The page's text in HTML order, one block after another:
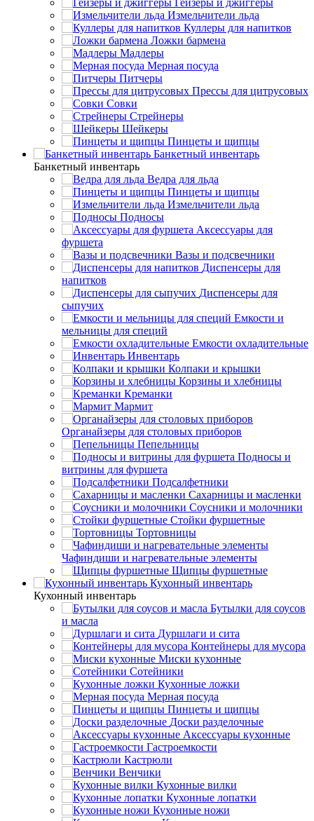
Измельчители льда
Куллеры для напитков
Ложки бармена
Мадлеры
Мерная посуда
Питчеры
Прессы для цитрусовых
Совки
Стрейнеры
Шейкеры
Пинцеты и щипцы
Банкетный инвентарь
Банкетный инвентарь
Ведра для льда
Пинцеты и щипцы
Измельчители льда
Подносы
Аксессуары для
фуршета
Вазы и подсвечники
Диспенсеры для
напитков
Диспенсеры для
сыпучих
Емкости и
мельницы для специй
Емкости охладительные
Инвентарь
Колпаки и крышки
Корзины и хлебницы
Креманки
Мармит
Органайзеры для столовых приборов
Пепельницы
Подносы и
витрины для фуршета
Подсалфетники
Сахарницы и масленки
Соусники и молочники
Стойки фуршетные
Тортовницы
Чафиндиши и нагревательные элементы
Щипцы фуршетные
Кухонный инвентарь
Кухонный инвентарь
Бутылки для соусов
и масла
Дуршлаги и сита
Контейнеры для мусора
Миски кухонные
Сотейники
Кухонные ложки
Мерная посуда
Пинцеты и щипцы
Доски разделочные
Аксессуары кухонные
Гастроемкости
Кастрюли
Венчики
Кухонные вилки
Кухонные лопатки
Кухонные ножи